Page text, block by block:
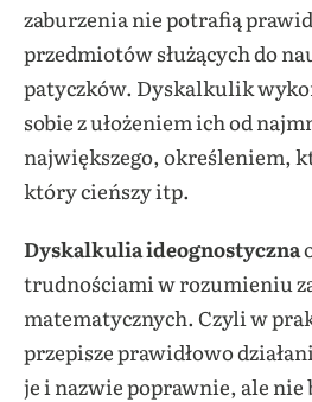
zaburzenia nie potrafią
przedmiotów służących do
patyczków. Dyskalkulik
sobie z ułożeniem ich od
największego, określeniem,
który cieńszy itp.
Dyskalkulia ideognostyczna
trudnościami w rozumieniu
matematycznych. Czyli w
przepisze prawidłowo
je i nazwie poprawnie, ale nie